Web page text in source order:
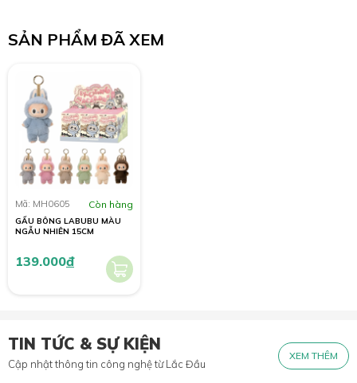
SẢN PHẨM ĐÃ XEM
Mã: MH0605 Còn hàng
GẤU BÔNG LABUBU MÀU
NGẪU NHIÊN 15CM
139.000đ
TIN TỨC & SỰ KIỆN
Cập nhật thông tin công nghệ từ Lắc Đầu
XEM THÊM